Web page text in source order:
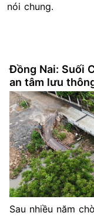
nói chung.
Đồng Nai: Suối
an tâm lưu
Sau nhiều năm